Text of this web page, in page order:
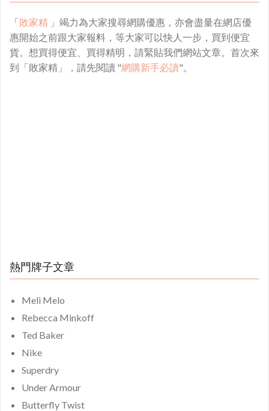
「敗家精 」竭力為大家搜尋網購優惠，亦會盡量在網店優
惠開始之前跟大家報料，等大家可以快人一步，買到便宜
貨。想買得便宜、買得精明，請緊貼我們網站文章。首次來
到「敗家精」，請先閱讀 "網購新手必讀"。
熱門牌子文章
Meli Melo
Rebecca Minkoff
Ted Baker
Nike
Superdry
Under Armour
Butterfly Twist